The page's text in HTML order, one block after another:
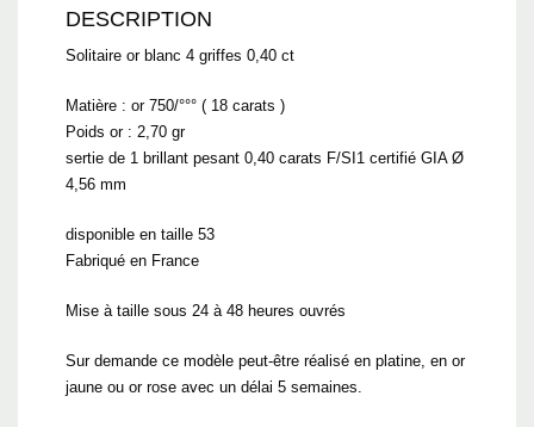
DESCRIPTION
Solitaire or blanc 4 griffes 0,40 ct
Matière : or 750/°°° ( 18 carats )
Poids or : 2,70 gr
sertie de 1 brillant pesant 0,40 carats F/SI1 certifié GIA Ø
4,56 mm
disponible en taille 53
Fabriqué en France
Mise à taille sous 24 à 48 heures ouvrés
Sur demande ce modèle peut-être réalisé en platine, en or
jaune ou or rose avec un délai 5 semaines.